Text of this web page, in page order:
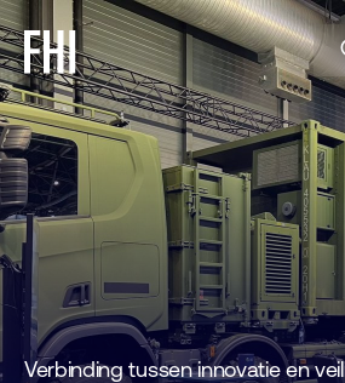
Verbinding tussen innovatie en